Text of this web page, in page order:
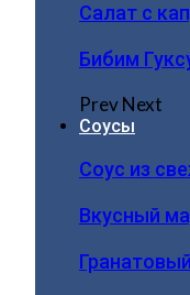
Салат с
Бибим
PrevNext
Соусы
Соус из
Вкусный